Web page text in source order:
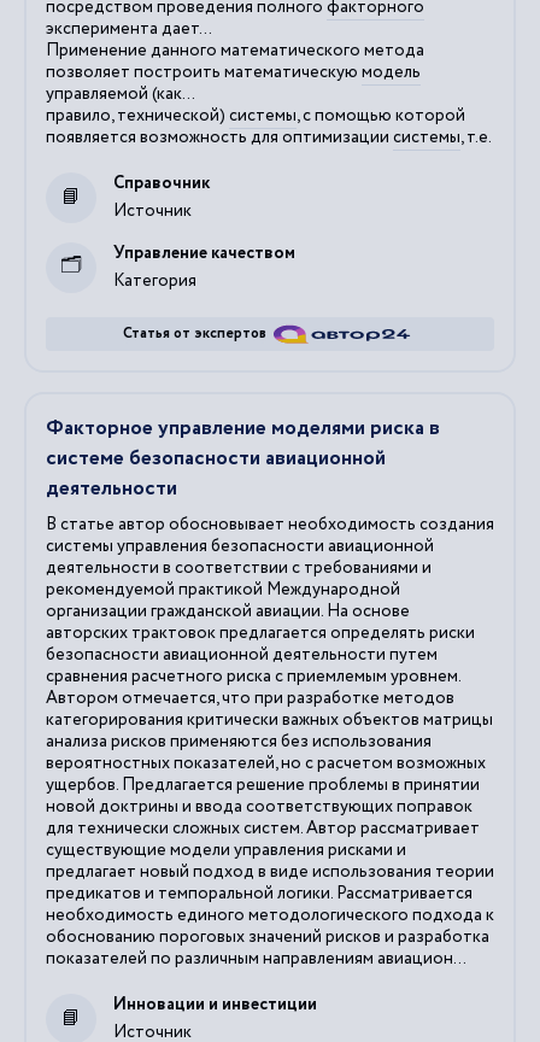
посредством проведения полного факторного
эксперимента дает...
Применение данного математического метода
позволяет построить математическую модель
управляемой (как...
правило, технической) системы, с помощью которой
появляется возможность для оптимизации системы, т.е.
Источник
Справочник
Категория
Управление качеством
Статья от экспертов
Факторное управление моделями риска в
системе безопасности авиационной
деятельности
В статье автор обосновывает необходимость создания
системы управления безопасности авиационной
деятельности в соответствии с требованиями и
рекомендуемой практикой Международной
организации гражданской авиации. На основе
авторских трактовок предлагается определять риски
безопасности авиационной деятельности путем
сравнения расчетного риска с приемлемым уровнем.
Автором отмечается, что при разработке методов
категорирования критически важных объектов матрицы
анализа рисков применяются без использования
вероятностных показателей, но с расчетом возможных
ущербов. Предлагается решение проблемы в принятии
новой доктрины и ввода соответствующих поправок
для технически сложных систем. Автор рассматривает
существующие модели управления рисками и
предлагает новый подход в виде использования теории
предикатов и темпоральной логики. Рассматривается
необходимость единого методологического подхода к
обоснованию пороговых значений рисков и разработка
показателей по различным направлениям авиацион...
Источник
Инновации и инвестиции